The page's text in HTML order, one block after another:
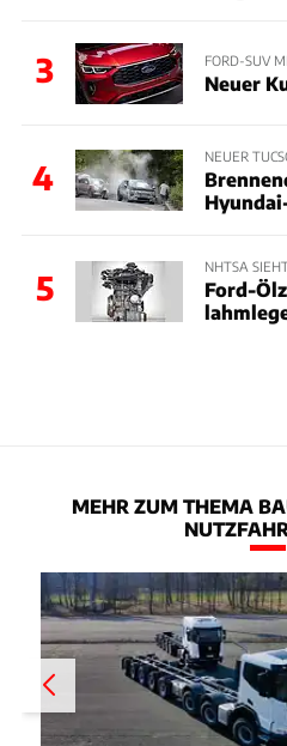
3 FORD-SUV
Neuer
4
NEUER
5
NHTSA
Ford-
MEHR ZUM THEMA